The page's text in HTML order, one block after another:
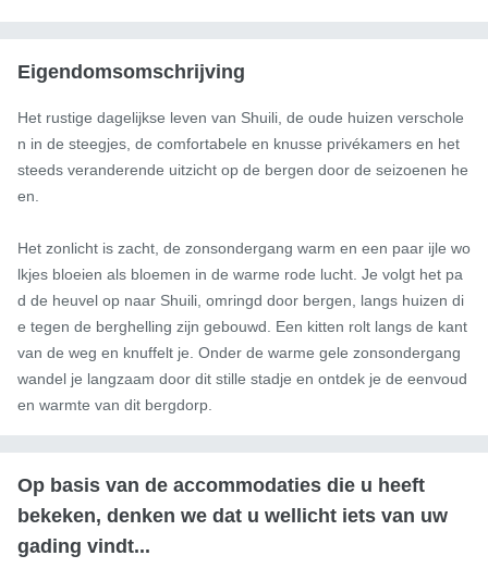
Eigendomsomschrijving
Het rustige dagelijkse leven van Shuili, de oude huizen verschole
n in de steegjes, de comfortabele en knusse privékamers en het
steeds veranderende uitzicht op de bergen door de seizoenen he
en.
Het zonlicht is zacht, de zonsondergang warm en een paar ijle wo
lkjes bloeien als bloemen in de warme rode lucht. Je volgt het pa
d de heuvel op naar Shuili, omringd door bergen, langs huizen di
e tegen de berghelling zijn gebouwd. Een kitten rolt langs de kant
van de weg en knuffelt je. Onder de warme gele zonsondergang
wandel je langzaam door dit stille stadje en ontdek je de eenvoud
en warmte van dit bergdorp.
Op basis van de accommodaties die u heeft
bekeken, denken we dat u wellicht iets van uw
gading vindt...